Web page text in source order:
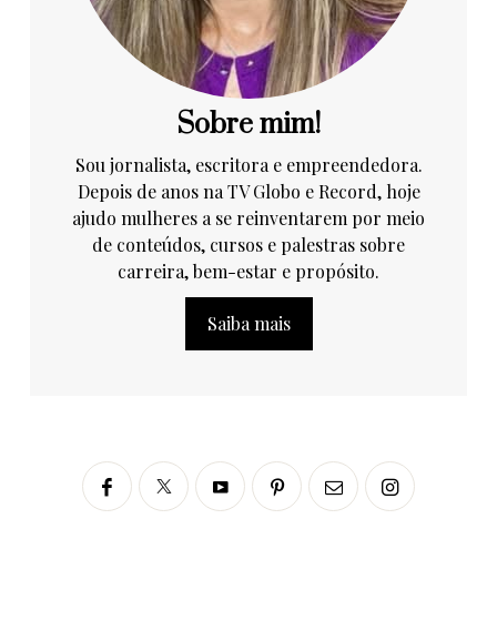
Sobre mim!
Sou jornalista, escritora e empreendedora.
Depois de anos na TV Globo e Record, hoje
ajudo mulheres a se reinventarem por meio
de conteúdos, cursos e palestras sobre
carreira, bem-estar e propósito.
Saiba mais